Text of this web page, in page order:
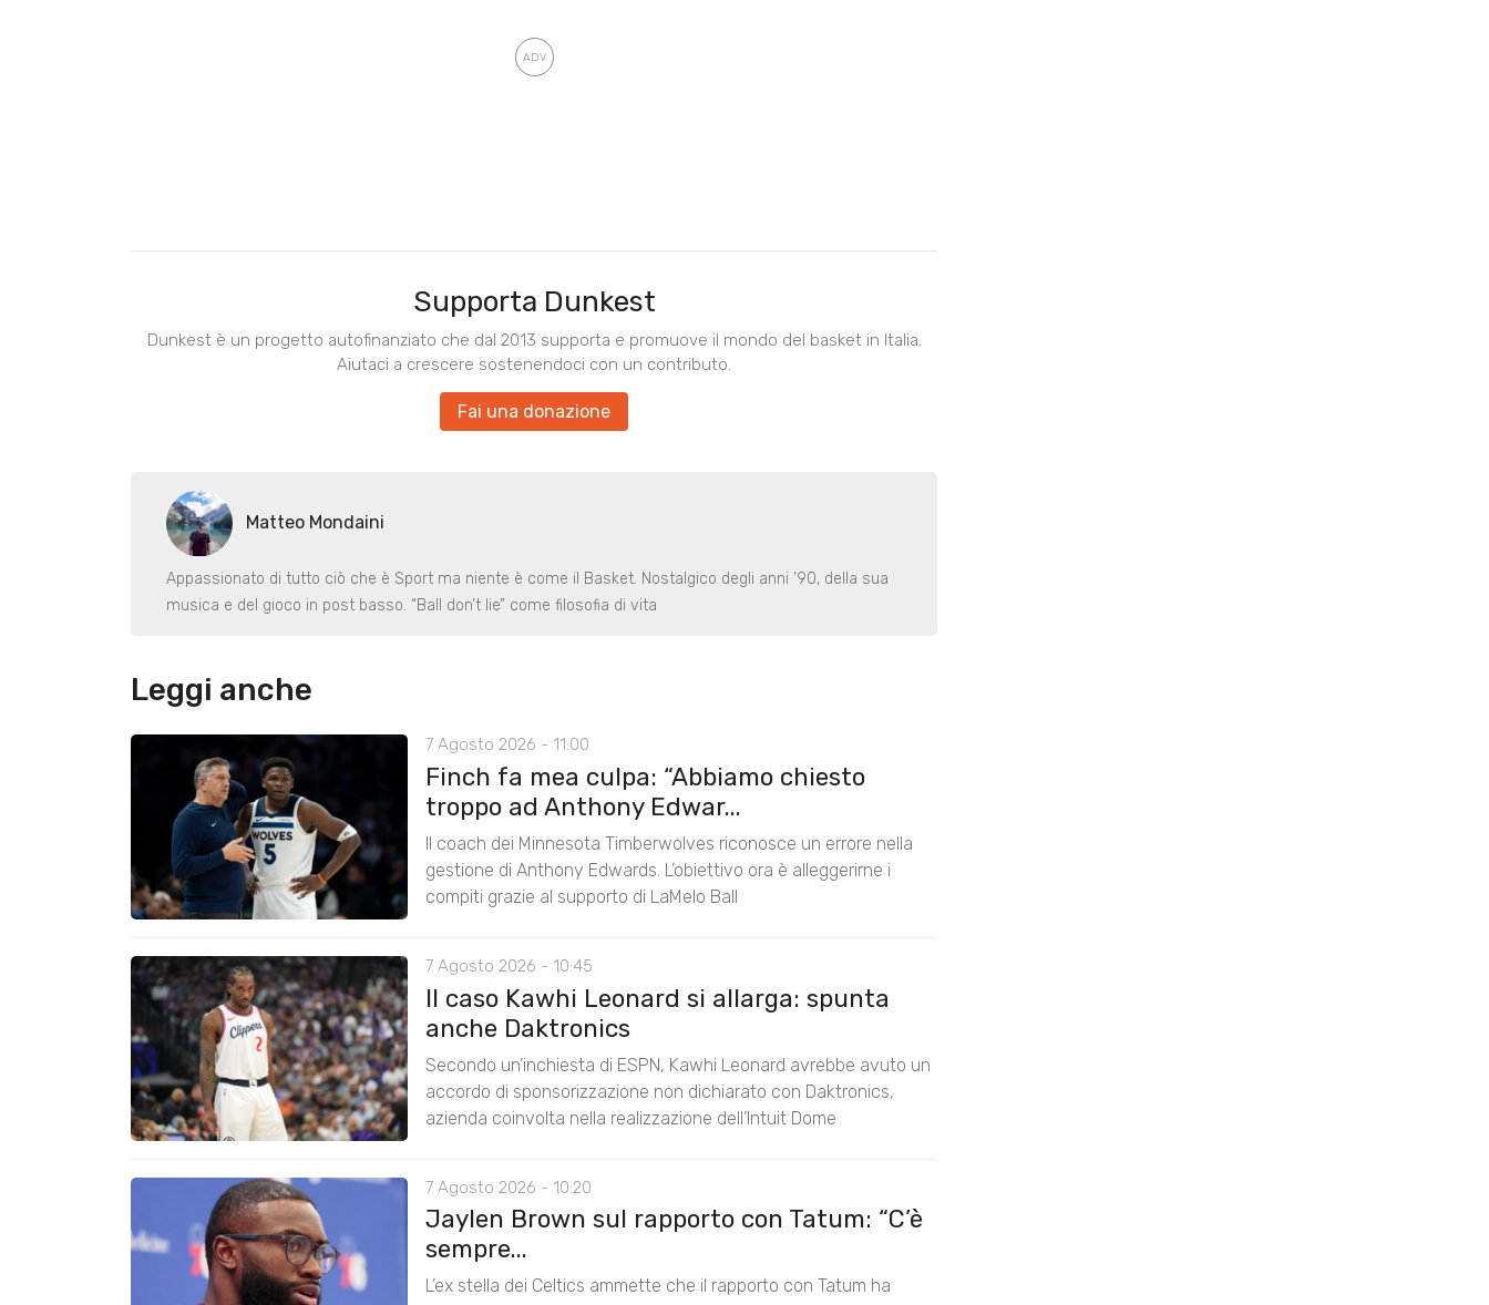
Supporta Dunkest
Dunkest è un progetto autofinanziato che dal 2013 supporta e promuove il mondo del basket in Italia.
Aiutaci a crescere sostenendoci con un contributo.
Fai una donazione
Matteo Mondaini
Appassionato di tutto ciò che è Sport ma niente è come il Basket. Nostalgico degli anni ’90, della sua
musica e del gioco in post basso. “Ball don’t lie” come filosofia di vita
Leggi anche
7 Agosto 2026 - 11:00
Finch fa mea culpa: “Abbiamo chiesto
troppo ad Anthony Edwar...
Il coach dei Minnesota Timberwolves riconosce un errore nella
gestione di Anthony Edwards. L’obiettivo ora è alleggerirne i
compiti grazie al supporto di LaMelo Ball
7 Agosto 2026 - 10:45
Il caso Kawhi Leonard si allarga: spunta
anche Daktronics
Secondo un’inchiesta di ESPN, Kawhi Leonard avrebbe avuto un
accordo di sponsorizzazione non dichiarato con Daktronics,
azienda coinvolta nella realizzazione dell’Intuit Dome
7 Agosto 2026 - 10:20
Jaylen Brown sul rapporto con Tatum: “C’è
sempre...
L’ex stella dei Celtics ammette che il rapporto con Tatum ha